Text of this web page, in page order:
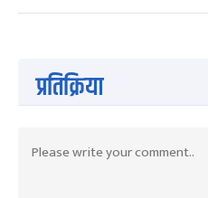
प्रतिक्रिया